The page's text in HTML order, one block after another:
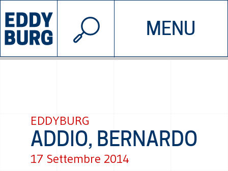
MENU
INIZIATIVE CHI SIAMO
© 2026 EDDYBURG
EDDYBURG
ADDIO, BERNARDO
17 Settembre 2014